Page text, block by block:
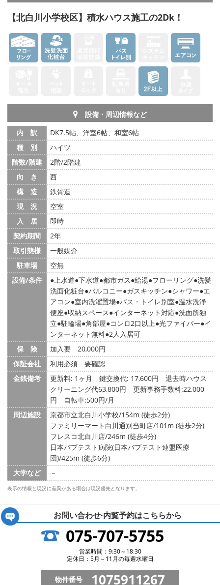
【北白川小学校区】積水ハウス施工の2Dk！
設備・周辺情報など
内 訳
DK7.5帖、洋室6帖、和室6帖
種 別
ハイツ
階数/階建
2階/2階建
向 き
西
構 造
鉄骨造
現 況
空室
入 居
即時
契約期間
2年
取引態様
一般媒介
駐車場
空無
設備/条件
上水道 下水道 都市ガス 給湯 フローリング 洗髪
洗面化粧台 バルコニー ガスキッチン シャワー エ
アコン 室内洗濯置場 バス・トイレ別室 温水洗浄
便座 収納スペース インターネット対応 洗面所独
立 駐輪場 角部屋 コンロ2口以上 光ファイバー イ
ンターネット無料 2人入居可
保 険
加入要 20,000円
保証会社
利用必須 要確認
金銭備考
更新料: 1ヶ月 鍵交換代: 17,600円
退去時ハウス
クリーニング代63,800円 更新事務手数料:22,000
円 自転車:500円/月
周辺施設
京都市立北白川小学校/154m (徒歩2分)
ファミリーマート白川通別当町店/101m (徒歩2分)
フレスコ北白川店/246m (徒歩4分)
日本バプテスト病院(日本バプテスト連盟医療
団)/425m (徒歩6分)
大学など
－
表示の情報と現況に差異がある場合は現況優先となります。
お問い合わせ·内覧予約はこちらから
075-707-5755
営業時間：9:30～18:30
定休日：5月～11月の毎週水曜日
物件番号 1075911267